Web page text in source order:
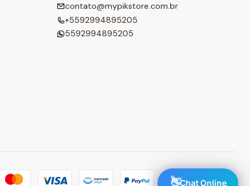
contato@mypikstore.com.br
+5592994895205
5592994895205
👋Chat Online